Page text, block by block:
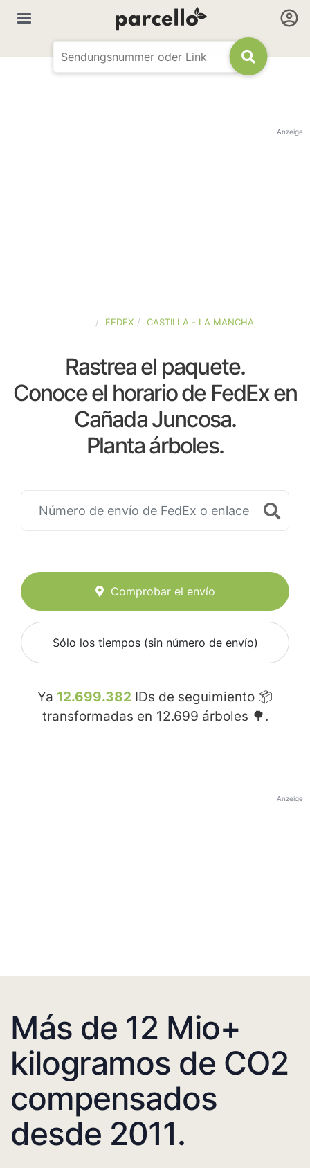
Anzeige
FEDEX CASTILLA - LA MANCHA
Rastrea el paquete.
Conoce el horario de FedEx en
Cañada Juncosa.
Planta árboles.
Comprobar el envío
Sólo los tiempos (sin número de envío)
Ya 12.699.382 IDs de seguimiento 📦
transformadas en 12.699 árboles 🌳.
Anzeige
Más de 12 Mio+
kilogramos de CO2
compensados
desde 2011.